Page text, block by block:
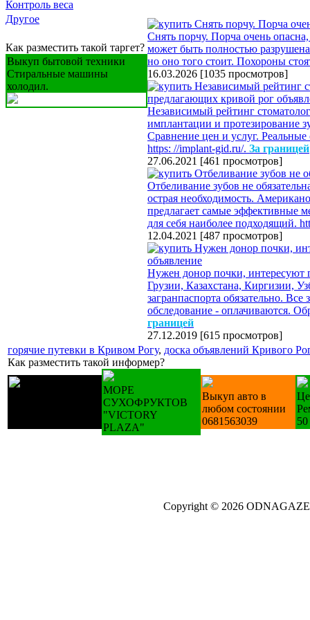
Контроль веса
Другое
Как разместить такой таргет?
Выкуп бытовой техники
Стиральные машины
холодил.
Снять порчу. Порча очень
может быть полностью
но оно того стоит. Похороны
16.03.2026 [1035 просмотров]
Независимый рейтинг
имплантации и протезирование
Сравнение цен и услуг.
https: //implant-gid.ru/. За границей
27.06.2021 [461 просмотров]
Отбеливание зубов не
острая необходимость.
предлагает самые эффективные
для себя наиболее подходящий.
12.04.2021 [487 просмотров]
Нужен донор почки,
Грузии, Казахстана, Киргизии,
загранпаспорта обязательно.
обследование - оплачиваются.
границей
27.12.2019 [615 просмотров]
горячие путевки в Кривом Рогу, доска объявлений Кривого
Как разместить такой информер?
МОРЕ
СУХОФРУКТОВ
"VICTORY
PLAZA"
Выкуп авто в
любом состоянии
0681563039
Copyright © 2026